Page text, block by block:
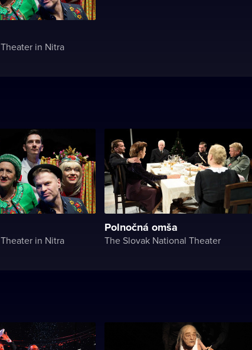
in Nitra
in Nitra
Polnočná omša
The Slovak National Theater